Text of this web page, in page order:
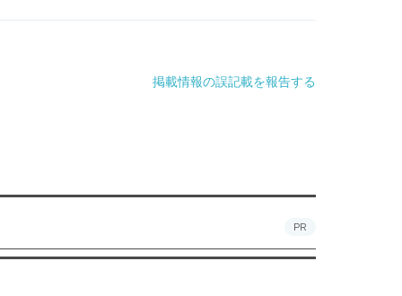
掲載情報の誤記載を報告する
PR